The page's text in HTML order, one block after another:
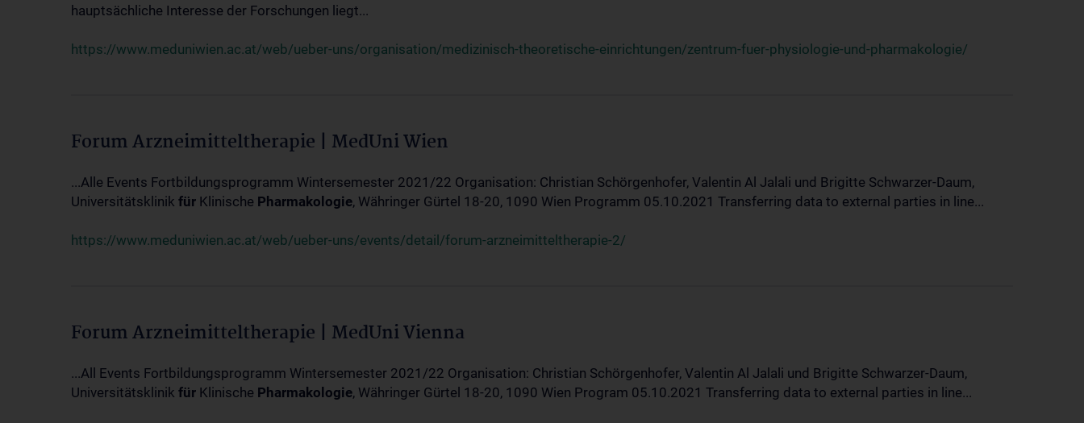
hauptsächliche Interesse der Forschungen liegt...
https://www.meduniwien.ac.at/web/ueber-uns/organisation/medizinisch-theoretische-einrichtungen/zentrum-fuer-physiologie-und-pharmakologie/
Forum Arzneimitteltherapie | MedUni Wien
...Alle Events Fortbildungsprogramm Wintersemester 2021/22 Organisation: Christian Schörgenhofer, Valentin Al Jalali und Brigitte Schwarzer-Daum,
Universitätsklinik für Klinische Pharmakologie, Währinger Gürtel 18-20, 1090 Wien Programm 05.10.2021 Transferring data to external parties in line...
https://www.meduniwien.ac.at/web/ueber-uns/events/detail/forum-arzneimitteltherapie-2/
Forum Arzneimitteltherapie | MedUni Vienna
...All Events Fortbildungsprogramm Wintersemester 2021/22 Organisation: Christian Schörgenhofer, Valentin Al Jalali und Brigitte Schwarzer-Daum,
Universitätsklinik für Klinische Pharmakologie, Währinger Gürtel 18-20, 1090 Wien Program 05.10.2021 Transferring data to external parties in line...